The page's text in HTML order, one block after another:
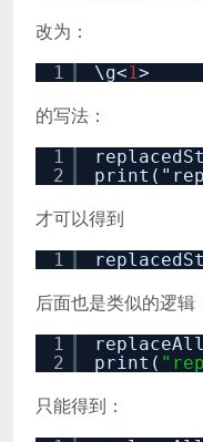
改为：
1 \g<1>
的写法：
1
2
才可以得到
1
后面也是类似的逻辑
1
2
print(
只能得到：